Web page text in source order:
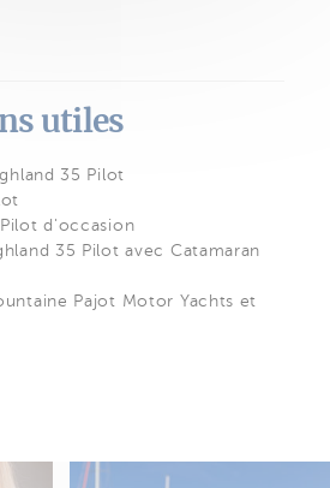
utiles
35 Pilot
d'occasion
35 Pilot avec Catamaran
Pajot Motor Yachts et